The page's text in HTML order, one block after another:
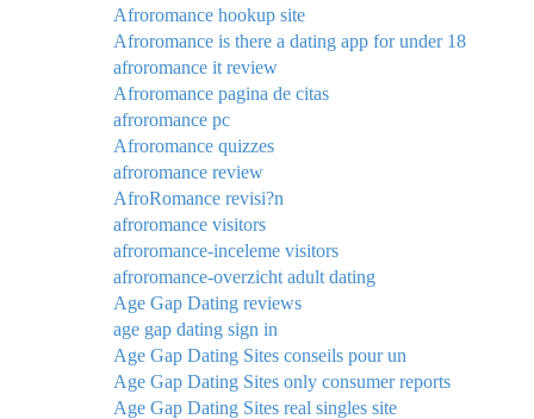
Afroromance hookup site
Afroromance is there a dating app for under 18
afroromance it review
Afroromance pagina de citas
afroromance pc
Afroromance quizzes
afroromance review
AfroRomance revisi?n
afroromance visitors
afroromance-inceleme visitors
afroromance-overzicht adult dating
Age Gap Dating reviews
age gap dating sign in
Age Gap Dating Sites conseils pour un
Age Gap Dating Sites only consumer reports
Age Gap Dating Sites real singles site